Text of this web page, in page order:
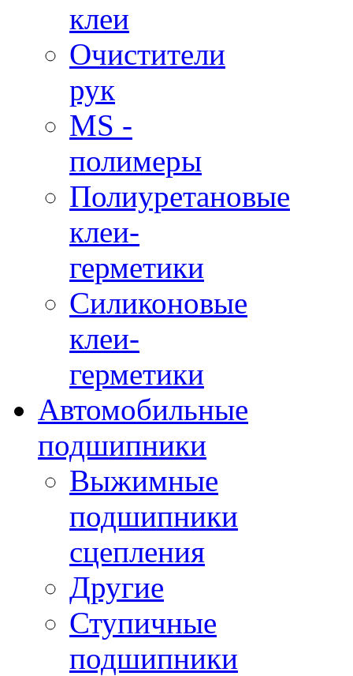
клеи
Очистители
рук
MS -
полимеры
Полиуретановые
клеи-
герметики
Силиконовые
клеи-
герметики
Автомобильные
подшипники
Выжимные
подшипники
сцепления
Другие
Ступичные
подшипники